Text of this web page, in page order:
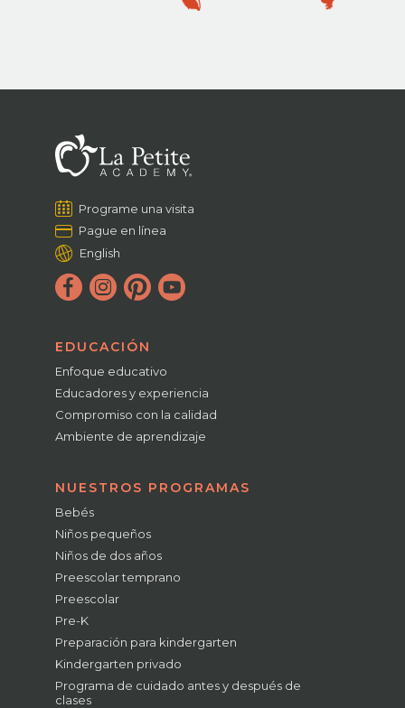
Programe una visita
Pague en línea
English
EDUCACIÓN
Enfoque educativo
Educadores y experiencia
Compromiso con la calidad
Ambiente de aprendizaje
NUESTROS PROGRAMAS
Bebés
Niños pequeños
Niños de dos años
Preescolar temprano
Preescolar
Pre-K
Preparación para kindergarten
Kindergarten privado
Programa de cuidado antes y después de
clases